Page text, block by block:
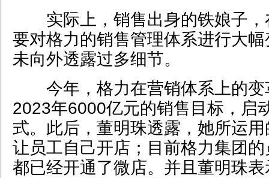
实际上，销售出身的铁娘子，
要对格力的销售管理体系进行大
未向外透露过多细节。
今年，格力在营销体系上的变
2023年6000亿元的销售目标，启
式。此后，董明珠透露，她所运
让员工自己开店；目前格力集团
都已经开通了微店。并且董明珠